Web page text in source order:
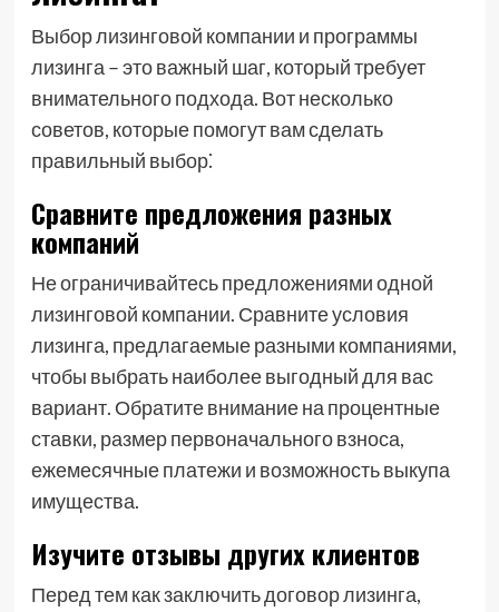
Выбор лизинговой компании и программы
лизинга – это важный шаг, который требует
внимательного подхода. Вот несколько
советов, которые помогут вам сделать
правильный выбор⁚
Сравните предложения разных
компаний
Не ограничивайтесь предложениями одной
лизинговой компании. Сравните условия
лизинга, предлагаемые разными компаниями,
чтобы выбрать наиболее выгодный для вас
вариант. Обратите внимание на процентные
ставки, размер первоначального взноса,
ежемесячные платежи и возможность выкупа
имущества.
Изучите отзывы других клиентов
Перед тем как заключить договор лизинга,